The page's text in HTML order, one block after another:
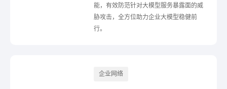
能，有效防范针对大模型服务暴露面的威
胁攻击，全方位助力企业大模型稳健前
行。
企业网络